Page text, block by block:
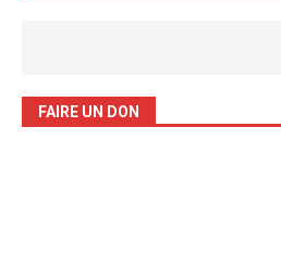
FAIRE UN DON